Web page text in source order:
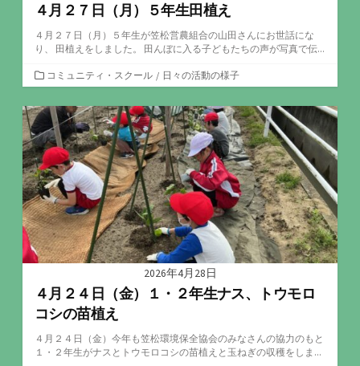
４月２７日（月）５年生田植え
４月２７日（月）５年生が笠松営農組合の山田さんにお世話にな
り、 田植えをしました。 田んぼに入る子どもたちの声が写真で伝...
カ
テ
ゴ
リ
ー
コミュニティ・スクール / 日々の活動の様子
2026年4月28日
４月２４日（金）１・２年生ナス、トウモロ
コシの苗植え
４月２４日（金）今年も笠松環境保全協会のみなさんの協力のもと
１・２年生がナスとトウモロコシの苗植えと玉ねぎの収穫をしま...